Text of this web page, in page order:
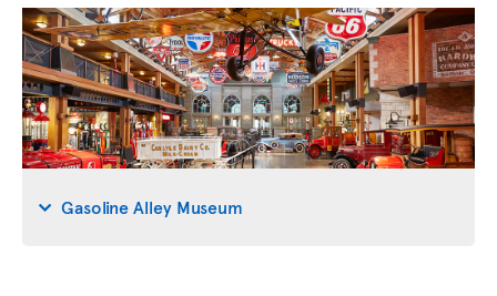
Gasoline Alley Museum